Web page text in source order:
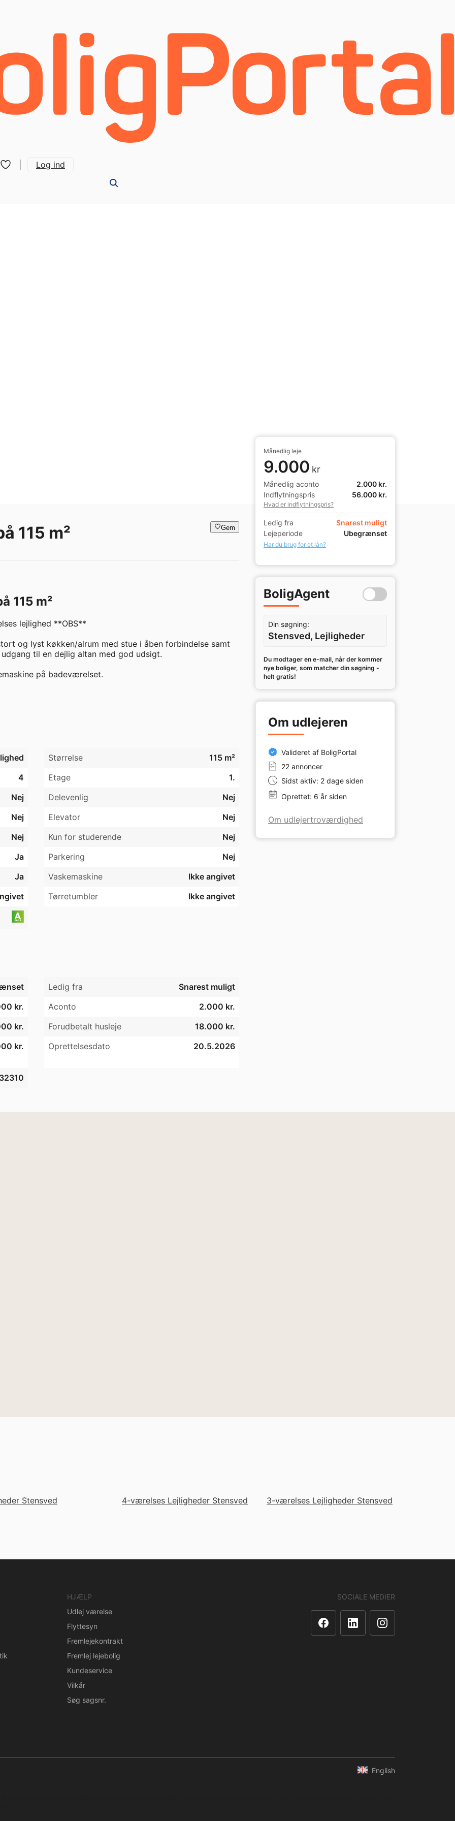
Log ind
115 m² Gem
115 m²
lejlighed **OBS**
og lyst køkken/alrum med stue i åben forbindelse samt
til en dejlig altan med god udsigt.
på badeværelset.
tæt på skole, indkøbsmuligheder og motorvej.
Størrelse
115 m²
4 Etage
1.
Nej Delevenlig
Nej
Nej Elevator
Nej
Nej Kun for studerende
Nej
Ja Parkering
Nej
Ja Vaskemaskine
Ikke angivet
Tørretumbler
Ikke angivet
Ledig fra
Snarest muligt
kr. Aconto
2.000 kr.
kr. Forudbetalt husleje
18.000 kr.
kr.
Oprettelsesdato 20.5.2026
Månedlig leje
9.000 kr
Månedlig aconto
2.000 kr.
Indflytningspris
56.000 kr.
Hvad er indflytningspris?
Ledig fra
Snarest muligt
Lejeperiode
Ubegrænset
Har du brug for et lån?
BoligAgent
Din søgning:
Stensved, Lejligheder
Du modtager en e-mail, når der kommer
nye boliger, som matcher din søgning -
helt gratis!
Om udlejeren
Valideret af BoligPortal
22 annoncer
Sidst aktiv: 2 dage siden
Oprettet: 6 år siden
Om udlejertroværdighed
Stensved 4-værelses Lejligheder Stensved 3-værelses Lejligheder Stensved
HJÆLP
Udlej værelse
Flyttesyn
Fremlejekontrakt
Fremlej lejebolig
Kundeservice
Vilkår
Søg sagsnr.
SOCIALE MEDIER
English